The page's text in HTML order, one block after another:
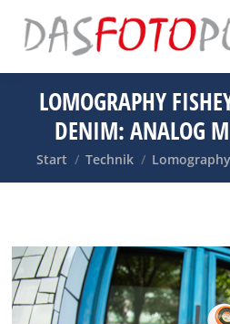
LOMOGRAPHY
DENIM: ANALOG
Sie befinden sich hier:
Start Technik